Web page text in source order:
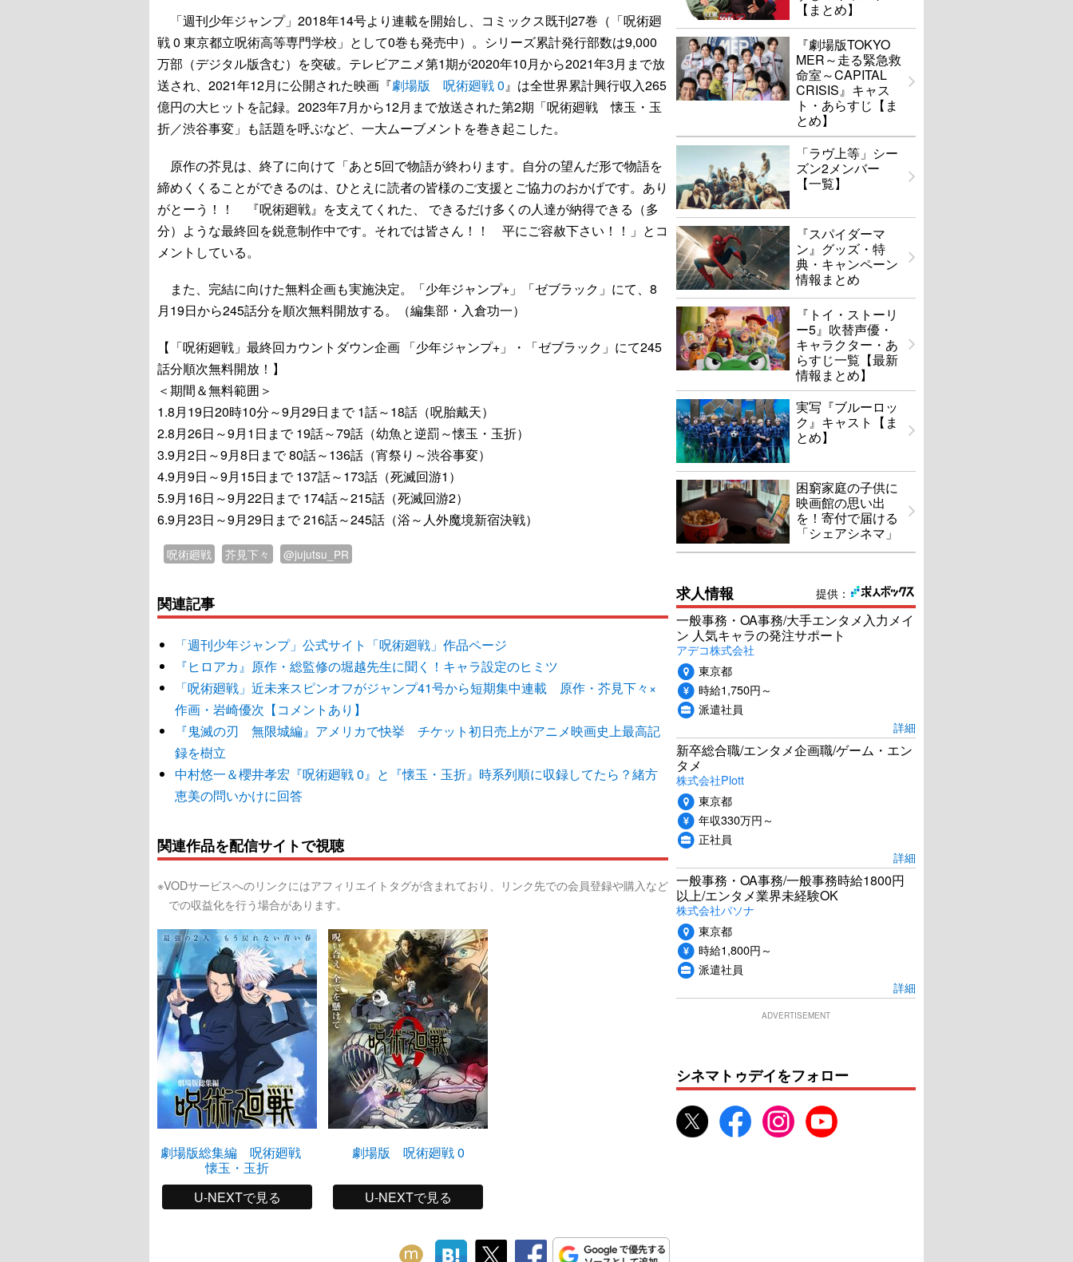
「週刊少年ジャンプ」2018年14号より連載を開始し、コミックス既刊27巻（「呪術廻
戦 0 東京都立呪術高等専門学校」として0巻も発売中）。シリーズ累計発行部数は9,000
万部（デジタル版含む）を突破。テレビアニメ第1期が2020年10月から2021年3月まで放
送され、2021年12月に公開された映画『劇場版 呪術廻戦 0』は全世界累計興行収入265
億円の大ヒットを記録。2023年7月から12月まで放送された第2期「呪術廻戦 懐玉・玉
折／渋谷事変」も話題を呼ぶなど、一大ムーブメントを巻き起こした。
原作の芥見は、終了に向けて「あと5回で物語が終わります。自分の望んだ形で物語を
締めくくることができるのは、ひとえに読者の皆様のご支援とご協力のおかげです。あり
がとーう！！ 『呪術廻戦』を支えてくれた、 できるだけ多くの人達が納得できる（多
分）ような最終回を鋭意制作中です。それでは皆さん！！ 平にご容赦下さい！！」とコ
メントしている。
また、完結に向けた無料企画も実施決定。「少年ジャンプ+」「ゼブラック」にて、8
月19日から245話分を順次無料開放する。（編集部・入倉功一）
【「呪術廻戦」最終回カウントダウン企画 「少年ジャンプ+」・「ゼブラック」にて245
話分順次無料開放！】
＜期間＆無料範囲＞
1.8月19日20時10分～9月29日まで 1話～18話（呪胎戴天）
2.8月26日～9月1日まで 19話～79話（幼魚と逆罰～懐玉・玉折）
3.9月2日～9月8日まで 80話～136話（宵祭り～渋谷事変）
4.9月9日～9月15日まで 137話～173話（死滅回游1）
5.9月16日～9月22日まで 174話～215話（死滅回游2）
6.9月23日～9月29日まで 216話～245話（浴～人外魔境新宿決戦）
呪術廻戦 芥見下々 @jujutsu_PR
関連記事
「週刊少年ジャンプ」公式サイト「呪術廻戦」作品ページ
『ヒロアカ』原作・総監修の堀越先生に聞く！キャラ設定のヒミツ
「呪術廻戦」近未来スピンオフがジャンプ41号から短期集中連載 原作・芥見下々×
作画・岩崎優次【コメントあり】
『鬼滅の刃 無限城編』アメリカで快挙 チケット初日売上がアニメ映画史上最高記
録を樹立
中村悠一＆櫻井孝宏『呪術廻戦 0』と『懐玉・玉折』時系列順に収録してたら？緒方
恵美の問いかけに回答
関連作品を配信サイトで視聴
※VODサービスへのリンクにはアフィリエイトタグが含まれており、リンク先での会員登録や購入など
での収益化を行う場合があります。
劇場版総集編 呪術廻戦
懐玉・玉折
U-NEXTで見る
劇場版 呪術廻戦 0
U-NEXTで見る
【まとめ】
『劇場版TOKYO
MER～走る緊急救
命室～CAPITAL
CRISIS』キャス
ト・あらすじ【ま
とめ】
「ラヴ上等」シー
ズン2メンバー
【一覧】
『スパイダーマ
ン』グッズ・特
典・キャンペーン
情報まとめ
『トイ・ストーリ
ー5』吹替声優・
キャラクター・あ
らすじ一覧【最新
情報まとめ】
実写『ブルーロッ
ク』キャスト【ま
とめ】
困窮家庭の子供に
映画館の思い出
を！寄付で届ける
「シェアシネマ」
提供：
求人情報
一般事務・OA事務/大手エンタメ入力メイ
ン 人気キャラの発注サポート
アデコ株式会社
東京都
時給1,750円～
派遣社員
詳細
新卒総合職/エンタメ企画職/ゲーム・エン
タメ
株式会社Plott
東京都
年収330万円～
正社員
詳細
一般事務・OA事務/一般事務時給1800円
以上/エンタメ業界未経験OK
株式会社パソナ
東京都
時給1,800円～
派遣社員
詳細
ADVERTISEMENT
シネマトゥデイをフォロー